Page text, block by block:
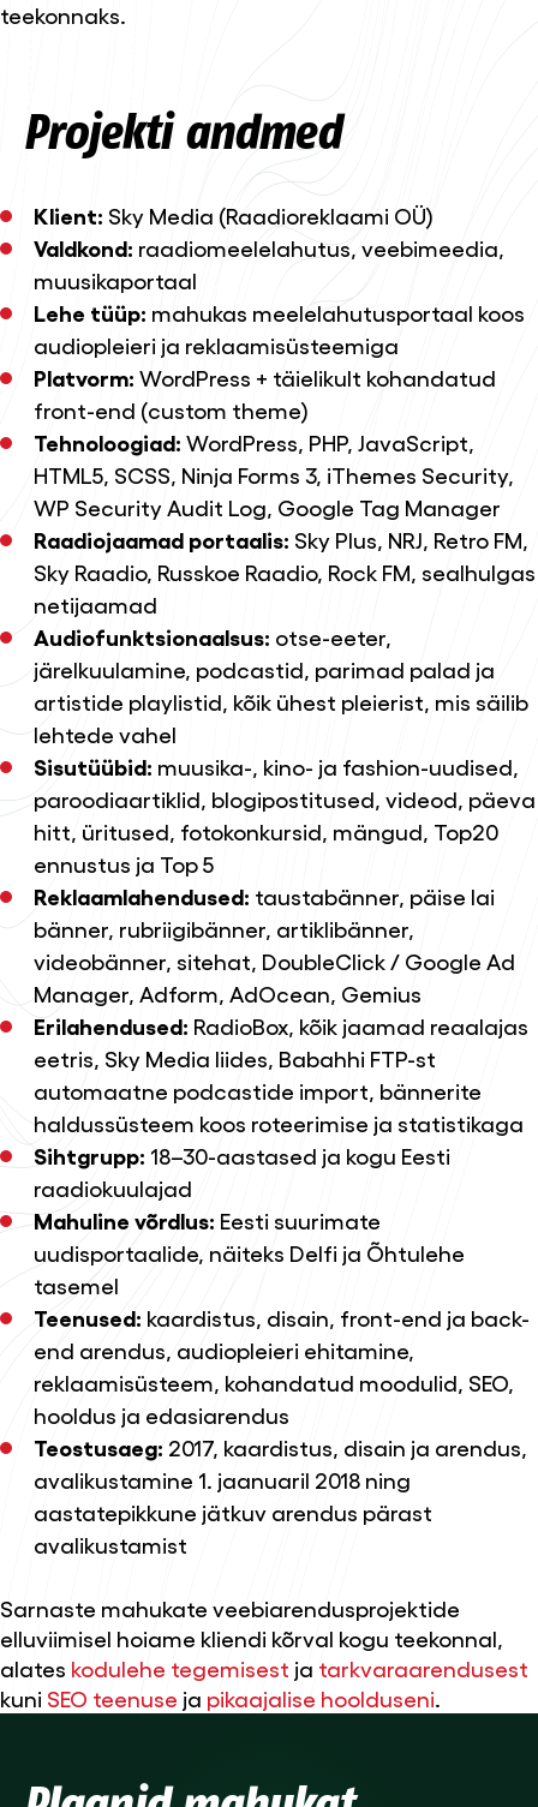
teekonnaks.
Projekti andmed
Klient: Sky Media (Raadioreklaami OÜ)
Valdkond: raadiomeelelahutus, veebimeedia,
muusikaportaal
Lehe tüüp: mahukas meelelahutusportaal koos
audiopleieri ja reklaamisüsteemiga
Platvorm: WordPress + täielikult kohandatud
front-end (custom theme)
Tehnoloogiad: WordPress, PHP, JavaScript,
HTML5, SCSS, Ninja Forms 3, iThemes Security,
WP Security Audit Log, Google Tag Manager
Raadiojaamad portaalis: Sky Plus, NRJ, Retro FM,
Sky Raadio, Russkoe Raadio, Rock FM, sealhulgas
netijaamad
Audiofunktsionaalsus: otse-eeter,
järelkuulamine, podcastid, parimad palad ja
artistide playlistid, kõik ühest pleierist, mis säilib
lehtede vahel
Sisutüübid: muusika-, kino- ja fashion-uudised,
paroodiaartiklid, blogipostitused, videod, päeva
hitt, üritused, fotokonkursid, mängud, Top20
ennustus ja Top 5
Reklaamlahendused: taustabänner, päise lai
bänner, rubriigibänner, artiklibänner,
videobänner, sitehat, DoubleClick / Google Ad
Manager, Adform, AdOcean, Gemius
Erilahendused: RadioBox, kõik jaamad reaalajas
eetris, Sky Media liides, Babahhi FTP-st
automaatne podcastide import, bännerite
haldussüsteem koos roteerimise ja statistikaga
Sihtgrupp: 18–30-aastased ja kogu Eesti
raadiokuulajad
Mahuline võrdlus: Eesti suurimate
uudisportaalide, näiteks Delfi ja Õhtulehe
tasemel
Teenused: kaardistus, disain , front-end ja back-
end arendus, audiopleieri ehitamine,
reklaamisüsteem, kohandatud moodulid, SEO,
hooldus ja edasiarendus
Teostusaeg: 2017, kaardistus, disain ja arendus,
avalikustamine 1. jaanuaril 2018 ning
aastatepikkune jätkuv arendus pärast
avalikustamist
Sarnaste mahukate veebiarendusprojektide
elluviimisel hoiame kliendi kõrval kogu teekonnal,
alates kodulehe tegemisest ja tarkvaraarendusest
kuni SEO teenuse ja pikaajalise hoolduseni.